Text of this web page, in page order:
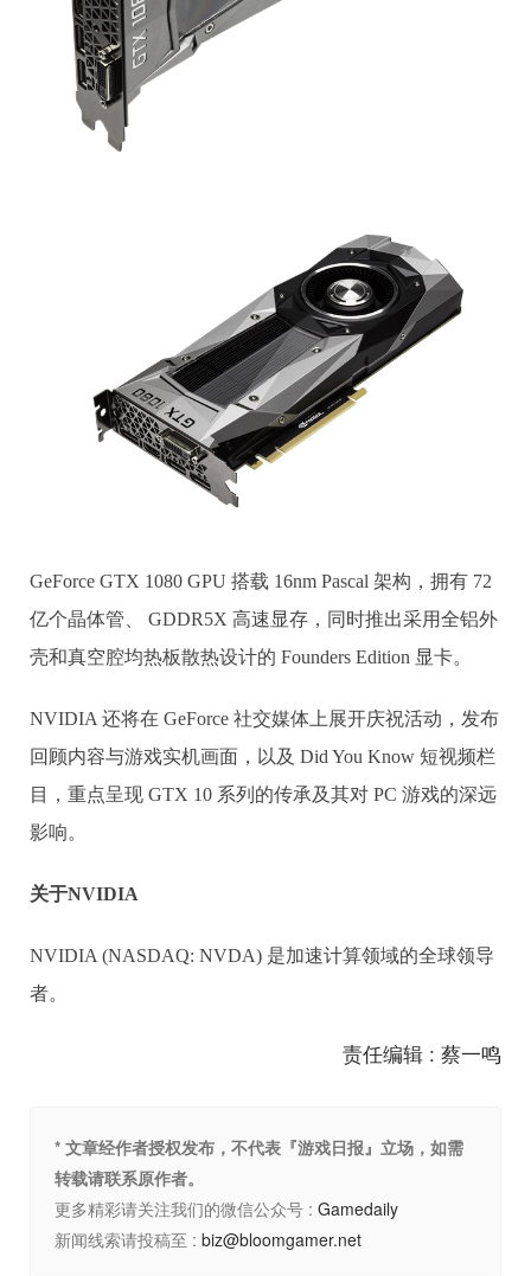
GeForce GTX 1080 GPU 搭载 16nm Pascal 架构，拥有 72
亿个晶体管、 GDDR5X 高速显存，同时推出采用全铝外
壳和真空腔均热板散热设计的 Founders Edition 显卡。
NVIDIA 还将在 GeForce 社交媒体上展开庆祝活动，发布
回顾内容与游戏实机画面，以及 Did You Know 短视频栏
目，重点呈现 GTX 10 系列的传承及其对 PC 游戏的深远
影响。
关于NVIDIA
NVIDIA (NASDAQ: NVDA) 是加速计算领域的全球领导
者。
责任编辑 : 蔡一鸣
* 文章经作者授权发布，不代表『游戏日报』立场，如需
转载请联系原作者。
更多精彩请关注我们的微信公众号 : Gamedaily
新闻线索请投稿至 : biz@bloomgamer.net